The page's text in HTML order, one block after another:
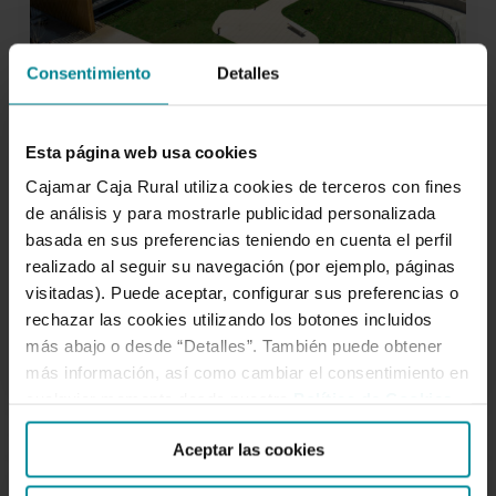
Consentimiento Detalles
Esta página web usa cookies
Cajamar Caja Rural utiliza cookies de terceros con fines
de análisis y para mostrarle publicidad personalizada
basada en sus preferencias teniendo en cuenta el perfil
realizado al seguir su navegación (por ejemplo, páginas
visitadas). Puede aceptar, configurar sus preferencias o
rechazar las cookies utilizando los botones incluidos
más abajo o desde “Detalles”. También puede obtener
más información, así como cambiar el consentimiento en
Aceptar las cookies
cada
rincón
de
22 de mayo de 2025
Grupo Cajamar: impulsando
empleo, crecimiento e
inclusión en cada rincón de
España
Informe
Sostenibilidad